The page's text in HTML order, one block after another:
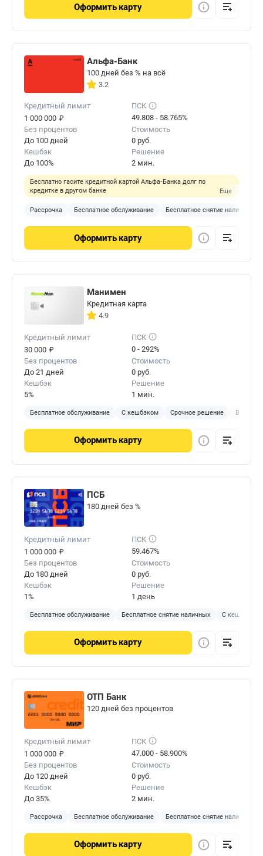
Оформить карту
Альфа-Банк
100 дней без % на всё
3.2
Кредитный лимит
1 000 000 ₽
ПСК
49.808 - 58.765%
Без процентов
До 100 дней
Стоимость
0 руб.
Кешбэк
До 100%
Решение
2 мин.
Бесплатно гасите кредитной картой Альфа‑Банка долг по
кредитке в другом банке
Еще
Рассрочка Бесплатное обслуживание Бесплатное снятие наличных
Оформить карту
Манимен
Кредитная карта
4.9
Кредитный лимит
30 000 ₽
ПСК
0 - 292%
Без процентов
До 21 дней
Стоимость
0 руб.
Кешбэк
5%
Решение
1 мин.
Бесплатное обслуживание С кешбэком Срочное решение
Оформить карту
ПСБ
180 дней без %
Кредитный лимит
1 000 000 ₽
ПСК
59.467%
Без процентов
До 180 дней
Стоимость
0 руб.
Кешбэк
1%
Решение
1 день
Бесплатное обслуживание Бесплатное снятие наличных С кешбэком
Оформить карту
ОТП Банк
120 дней без процентов
Кредитный лимит
1 000 000 ₽
ПСК
47.000 - 58.900%
Без процентов
До 120 дней
Стоимость
0 руб.
Кешбэк
До 35%
Решение
2 мин.
Рассрочка Бесплатное обслуживание Бесплатное снятие наличных
Оформить карту